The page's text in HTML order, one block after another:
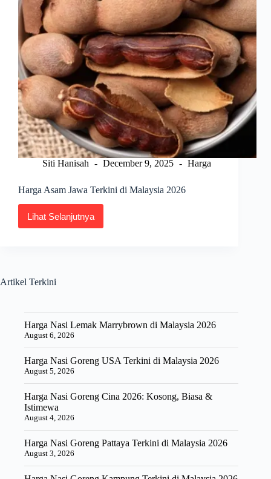
Siti Hanisah December 9, 2025 Harga
Harga Asam Jawa Terkini di Malaysia 2026
Lihat Selanjutnya
Harga
Asam
Artikel Terkini
Harga Nasi Lemak Marrybrown di Malaysia 2026
August 6, 2026
Harga Nasi Goreng USA Terkini di Malaysia 2026
August 5, 2026
Harga Nasi Goreng Cina 2026: Kosong, Biasa &
Istimewa
August 4, 2026
Harga Nasi Goreng Pattaya Terkini di Malaysia 2026
August 3, 2026